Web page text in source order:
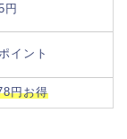
円
イント
円お得